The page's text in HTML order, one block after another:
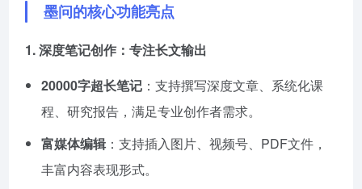
墨问的核心功能亮点
1. 深度笔记创作：专注长文输出
20000字超长笔记 ：支持撰写深度文章、系统化课
程、研究报告，满足专业创作者需求。
富媒体编辑：支持插入图片、视频号、PDF文件，
丰富内容表现形式。